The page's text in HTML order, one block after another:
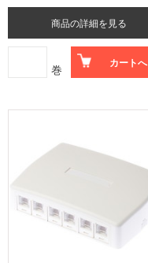
商品の詳細を見る
巻 カートへ